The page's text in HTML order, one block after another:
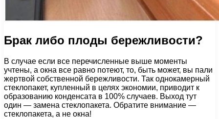
Брак либо плоды бережливости?
В случае если все перечисленные выше моменты
учтены, а окна все равно потеют, то, быть может, вы пали
жертвой собственной бережливости. Так однокамерный
стеклопакет, купленный в целях экономии, приводит к
образованию конденсата в 100% случаев. Выход тут
один — замена стеклопакета. Обратите внимание —
стеклопакета, а не окна!